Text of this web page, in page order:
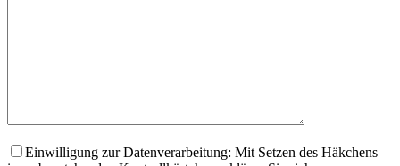
Einwilligung zur Datenverarbeitung: Mit Setzen des Häkchens